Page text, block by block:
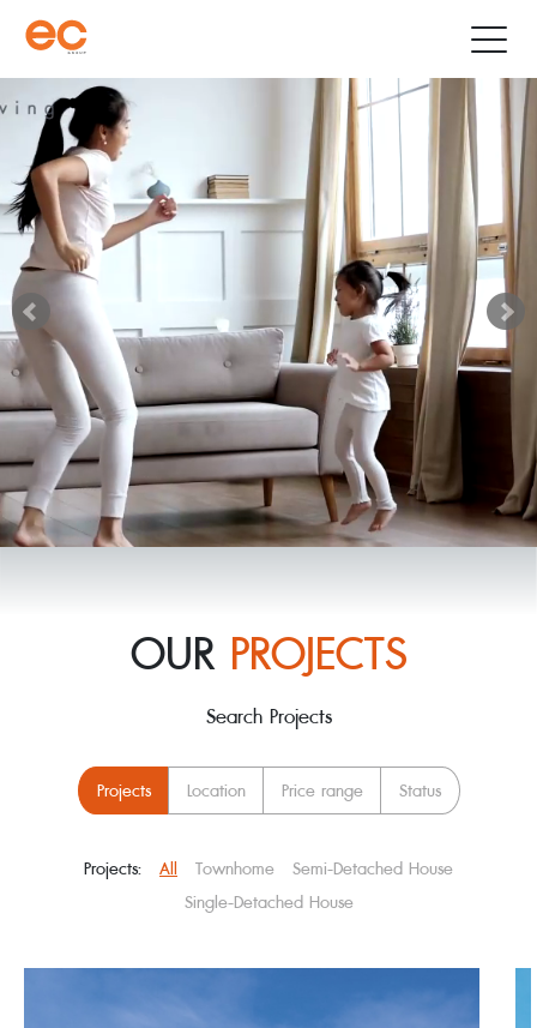
OUR PROJECTS
Search Projects
Projects Location Price range Status
Projects: All Townhome
Semi-Detached House
Single-Detached House